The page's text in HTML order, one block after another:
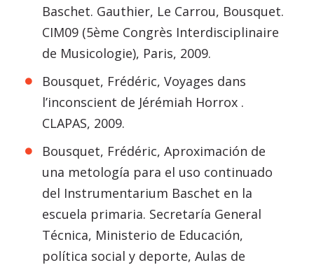
Baschet. Gauthier, Le Carrou, Bousquet.
CIM09 (5ème Congrès Interdisciplinaire
de Musicologie), Paris, 2009.
Bousquet, Frédéric, Voyages dans
l’inconscient de Jérémiah Horrox .
CLAPAS, 2009.
Bousquet, Frédéric, Aproximación de
una metología para el uso continuado
del Instrumentarium Baschet en la
escuela primaria. Secretaría General
Técnica, Ministerio de Educación,
política social y deporte, Aulas de